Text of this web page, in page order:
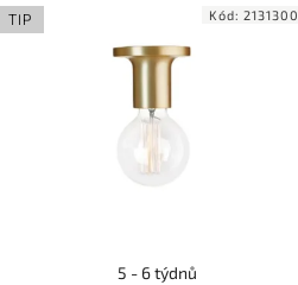
TIP
5 - 6 týdnů
Kód:2131300